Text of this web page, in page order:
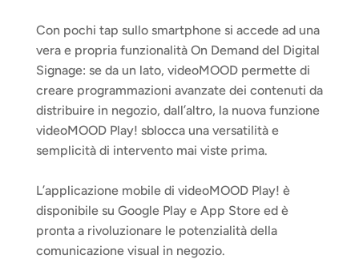
Con pochi tap sullo smartphone si accede ad una
vera e propria funzionalità On Demand del Digital
Signage: se da un lato, videoMOOD permette di
creare programmazioni avanzate dei contenuti da
distribuire in negozio, dall’altro, la nuova funzione
videoMOOD Play! sblocca una versatilità e
semplicità di intervento mai viste prima.
L’applicazione mobile di videoMOOD Play! è
disponibile su Google Play e App Store ed è
pronta a rivoluzionare le potenzialità della
comunicazione visual in negozio.